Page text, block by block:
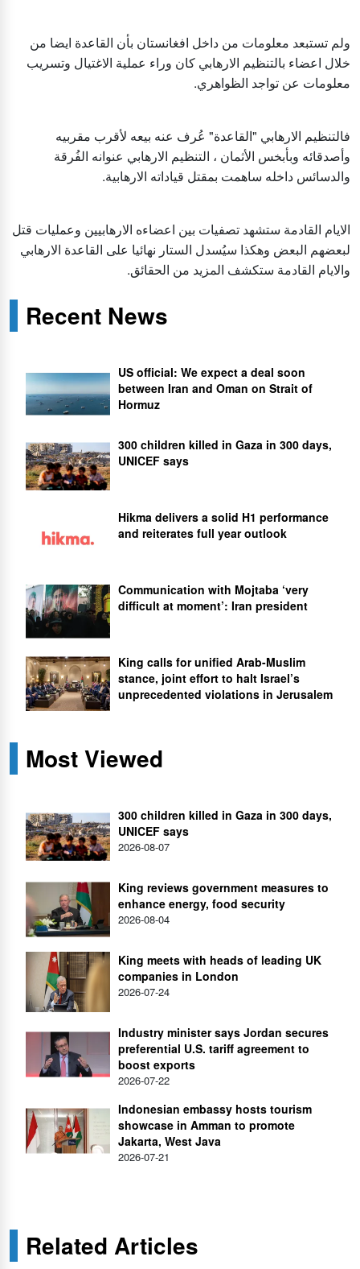
ولم تستبعد معلومات من داخل افغانستان بأن القاعدة ايضا من
خلال اعضاء بالتنظيم الارهابي كان وراء عملية الاغتيال وتسريب
معلومات عن تواجد الظواهري.
فالتنظيم الارهابي "القاعدة" عُرف عنه بيعه لأقرب مقربيه
وأصدقائه وبأبخس الأثمان ، التنظيم الارهابي عنوانه الفُرقة
والدسائس داخله ساهمت بمقتل قياداته الارهابية.
الايام القادمة ستشهد تصفيات بين اعضاءه الارهابيين وعمليات قتل
لبعضهم البعض وهكذا سيُسدل الستار نهائيا على القاعدة الارهابي
والايام القادمة ستكشف المزيد من الحقائق.
Recent News
US official: We expect a deal soon
between Iran and Oman on Strait of
Hormuz
300 children killed in Gaza in 300 days,
UNICEF says
Hikma delivers a solid H1 performance
and reiterates full year outlook
Communication with Mojtaba ‘very
difficult at moment’: Iran president
King calls for unified Arab-Muslim
stance, joint effort to halt Israel’s
unprecedented violations in Jerusalem
Most Viewed
300 children killed in Gaza in 300 days,
UNICEF says
2026-08-07
King reviews government measures to
enhance energy, food security
2026-08-04
King meets with heads of leading UK
companies in London
2026-07-24
Industry minister says Jordan secures
preferential U.S. tariff agreement to
boost exports
2026-07-22
Indonesian embassy hosts tourism
showcase in Amman to promote
Jakarta, West Java
2026-07-21
Related Articles